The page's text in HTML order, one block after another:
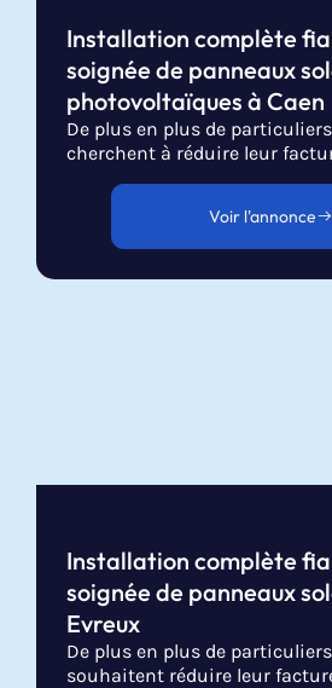
Installation complète
soignée de panneaux
photovoltaïques à Caen
De plus en plus de
cherchent à réduire leur
Voir l'annonce
Installation complète
soignée de panneaux
Evreux
De plus en plus de
souhaitent réduire leur